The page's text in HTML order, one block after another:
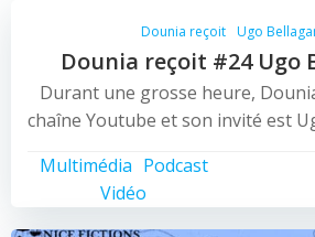
Dounia reçoit Ugo
Dounia reçoit #24 Ugo
Durant une grosse heure,
chaîne Youtube et son invité est
Multimédia Podcast
Vidéo